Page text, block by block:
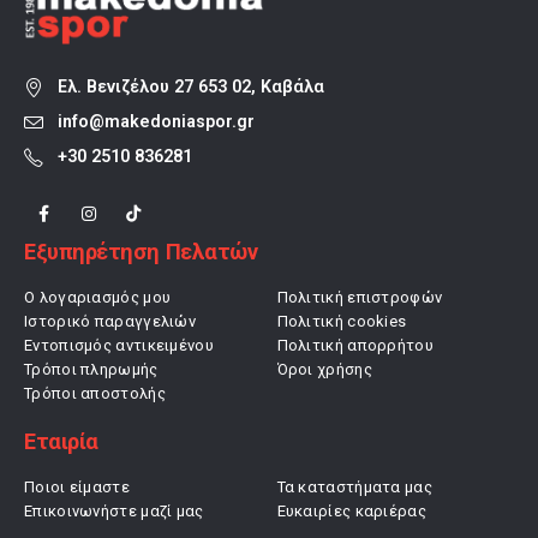
Ελ. Βενιζέλου 27 653 02, Καβάλα
info@makedoniaspor.gr
+30 2510 836281
Εξυπηρέτηση Πελατών
Ο λογαριασμός μου
Ιστορικό παραγγελιών
Εντοπισμός αντικειμένου
Τρόποι πληρωμής
Τρόποι αποστολής
Πολιτική επιστροφών
Πολιτική cookies
Πολιτική απορρήτου
Όροι χρήσης
Εταιρία
Ποιοι είμαστε
Επικοινωνήστε μαζί μας
Τα καταστήματα μας
Ευκαιρίες καριέρας